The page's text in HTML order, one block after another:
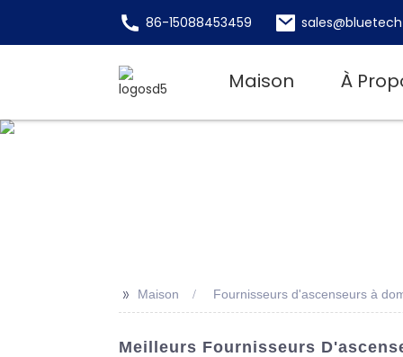
86-15088453459
Maison À
>> Maison Fournisseurs d'ascenseurs à
Meilleurs Fournisseurs